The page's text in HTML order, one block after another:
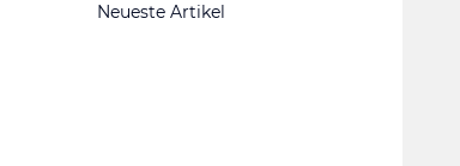
Neueste Artikel